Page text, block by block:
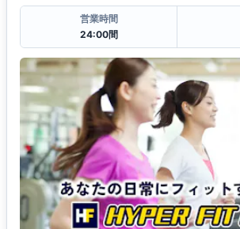
営業時間
24:00間